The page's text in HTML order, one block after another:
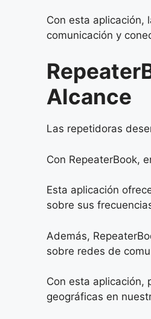
Con esta aplicación,
comunicación y
Alcance
Las repetidoras
Con RepeaterBook,
Esta aplicación
sobre sus
Además,
sobre redes de
Con esta aplicación,
geográficas en